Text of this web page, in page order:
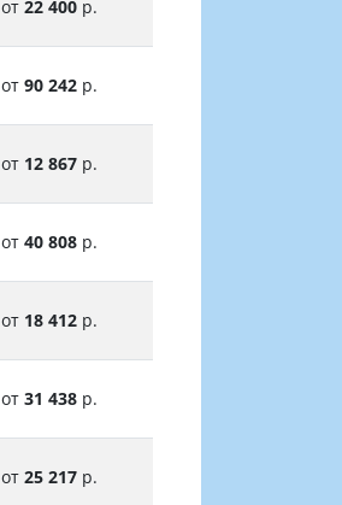
от 22 400р.
от 90 242р.
от 12 867р.
от 40 808р.
от 18 412р.
от 31 438р.
от 25 217р.